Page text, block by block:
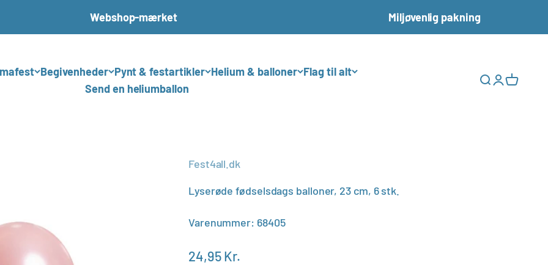
Webshop-mærket Miljøvenlig pakning
Begivenheder Pynt & festartikler Helium & balloner Flag til alt
Send en heliumballon
ÅbnÅbnÅbn
Fest4all.dk
Lyserøde fødselsdags balloner, 23 cm, 6 stk.
Varenummer: 68405
Salgspris
24,95 Kr.